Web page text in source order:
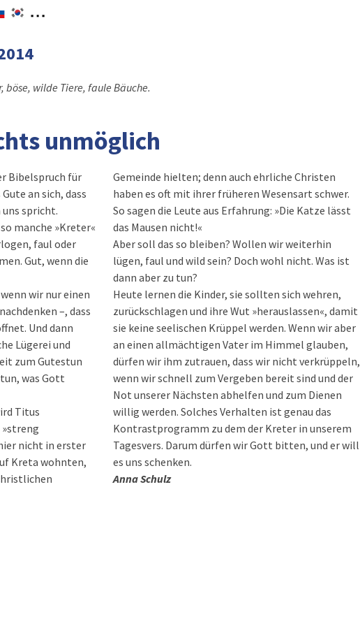
böse, wilde Tiere, faule Bäuche.
unmöglich
Bibelspruch für
an sich, dass
spricht.
manche »Kreter«
faul oder
Gut, wenn die
wir nur einen
–, dass
Und dann
Lügerei und
zum Gutestun
was Gott
Titus
nicht in erster
Kreta wohnten,
Gemeinde hielten; denn auch ehrliche Christen
haben es oft mit ihrer früheren Wesensart schwer.
So sagen die Leute aus Erfahrung: »Die Katze lässt
das Mausen nicht!«
Aber soll das so bleiben? Wollen wir weiterhin
lügen, faul und wild sein? Doch wohl nicht. Was ist
dann aber zu tun?
Heute lernen die Kinder, sie sollten sich wehren,
zurückschlagen und ihre Wut »herauslassen«, damit
sie keine seelischen Krüppel werden. Wenn wir aber
an einen allmächtigen Vater im Himmel glauben,
dürfen wir ihm zutrauen, dass wir nicht verkrüppeln,
wenn wir schnell zum Vergeben bereit sind und der
Not unserer Nächsten abhelfen und zum Dienen
willig werden. Solches Verhalten ist genau das
Kontrastprogramm zu dem der Kreter in unserem
Tagesvers. Darum dürfen wir Gott bitten, und er will
es uns schenken.
Anna Schulz